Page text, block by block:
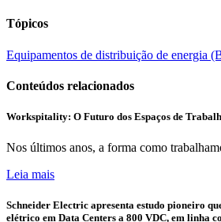
Tópicos
Equipamentos de distribuição de energia
Conteúdos relacionados
Workspitality: O Futuro dos Espaços de
Nos últimos anos, a forma como
Leia mais
Schneider Electric apresenta estudo pioneiro
elétrico em Data Centers a 800 VDC, em linha